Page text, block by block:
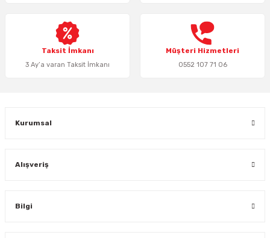
Bu ürüne benzer farklı alternatifler olmalı.
Taksit İmkanı
3 Ay’a varan Taksit İmkanı
Müşteri Hizmetleri
0552 107 71 06
Kurumsal
Alışveriş
Bilgi